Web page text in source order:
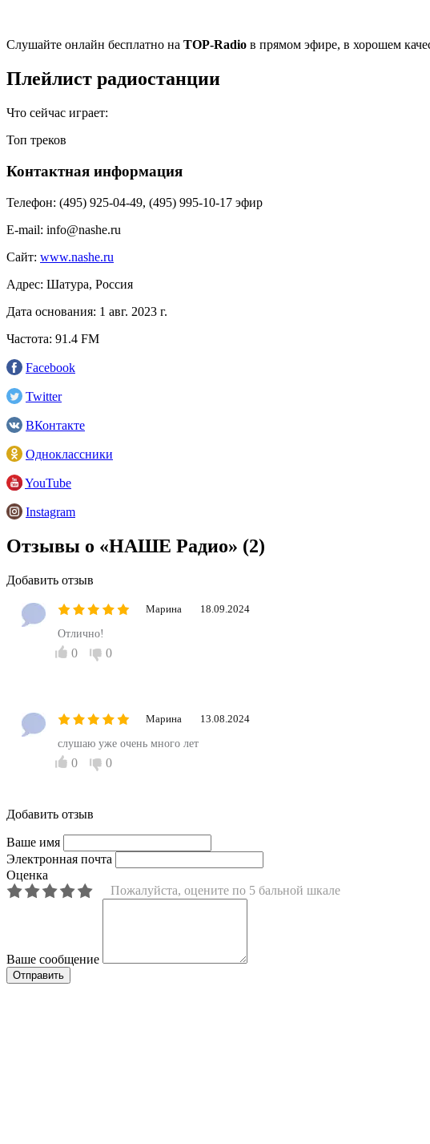
Cлушайте онлайн бесплатно на TOP-Radio в прямом эфире, в хорошем
Плейлист радиостанции
Что сейчас играет:
Топ треков
Контактная информация
Телефон: (495) 925-04-49, (495) 995-10-17 эфир
E-mail: info@nashe.ru
Сайт: www.nashe.ru
Адрес: Шатура, Россия
Дата основания: 1 авг. 2023 г.
Частота: 91.4 FM
Facebook
Twitter
ВКонтакте
Одноклассники
YouTube
Instagram
Отзывы о «НАШЕ Радио» (2)
Добавить отзыв
Марина 18.09.2024
Отлично!
0 0
Марина 13.08.2024
слушаю уже очень много лет
0 0
Добавить отзыв
Ваше имя
Электронная почта
Оценка
Пожалуйста, оцените по 5 бальной шкале
Ваше сообщение